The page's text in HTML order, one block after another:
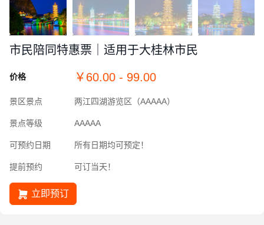
市民陪同特惠票｜适用于大桂林市民
价格 ￥ 60.00 - 99.00
景区景点 两江四湖游览区（AAAAA）
景点等级 AAAAA
可预约日期 所有日期均可预定！
提前预约 可订当天！
立即预订